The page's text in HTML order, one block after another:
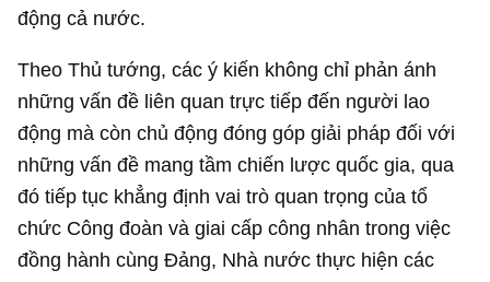
động cả nước.
Theo Thủ tướng, các ý kiến không chỉ phản ánh
những vấn đề liên quan trực tiếp đến người lao
động mà còn chủ động đóng góp giải pháp đối với
những vấn đề mang tầm chiến lược quốc gia, qua
đó tiếp tục khẳng định vai trò quan trọng của tổ
chức Công đoàn và giai cấp công nhân trong việc
đồng hành cùng Đảng, Nhà nước thực hiện các